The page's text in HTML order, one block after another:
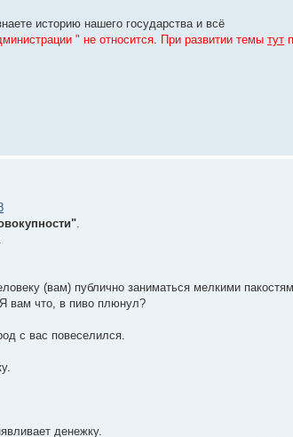
историю нашего государства и всё
" не относится. При развитии темы тут
.
(вам) публично заниматься мелкими
вам что, в пиво плюнул?
с вас повеселился.
денежку.